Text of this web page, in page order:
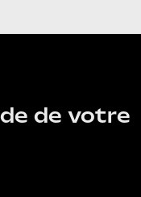
de votre